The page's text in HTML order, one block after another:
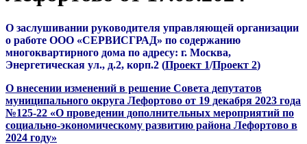
О заслушивании руководителя управляющей организации
о работе ООО «СЕРВИСГРАД» по содержанию
многоквартирного дома по адресу: г. Москва,
Энергетическая ул., д.2, корп.2 (Проект 1/Проект 2)
О внесении изменений в решение Совета депутатов
муниципального округа Лефортово от 19 декабря 2023 года
№125-22 «О проведении дополнительных мероприятий по
социально-экономическому развитию района Лефортово в
2024 году»